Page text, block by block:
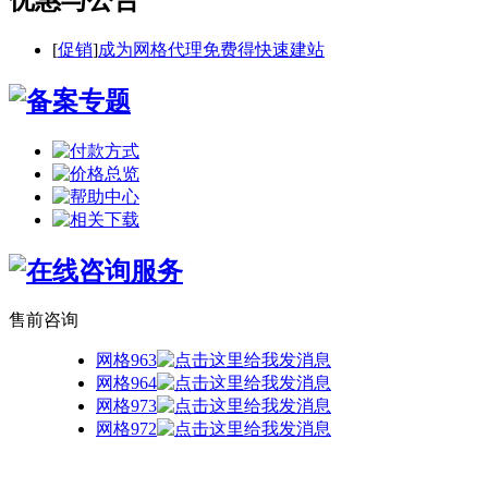
[促销]成为网格代理免费得快速建站
售前咨询
网格963
网格964
网格973
网格972